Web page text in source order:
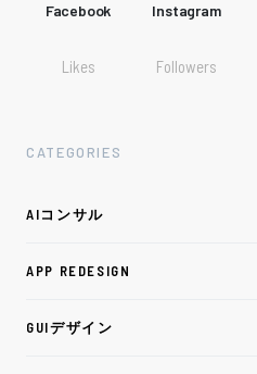
Facebook
Likes
Instagram
Followers
CATEGORIES
AIコンサル
APP REDESIGN
GUIデザイン